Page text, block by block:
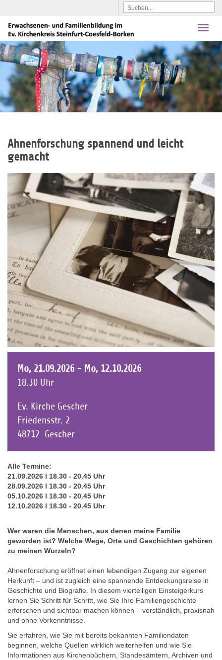
Ahnenforschung spannend und leicht
gemacht
Mo, 21.09.2026 - Mo, 12.10.2026
18.30 Uhr
Ev. Kirche Gescher
Friedensstr. 2
48712 Gescher
Alle Termine:
21.09.2026 l 18.30 - 20.45 Uhr
28.09.2026 l 18.30 - 20.45 Uhr
05.10.2026 l 18.30 - 20.45 Uhr
12.10.2026 l 18.30 - 20.45 Uhr
Wer waren die Menschen, aus denen meine Familie
geworden ist? Welche Wege, Orte und Geschichten gehören
zu meinen Wurzeln?
Ahnenforschung eröffnet einen lebendigen Zugang zur eigenen
Herkunft – und ist zugleich eine spannende Entdeckungsreise in
Geschichte und Biografie. In diesem vierteiligen Einsteigerkurs
lernen Sie Schritt für Schritt, wie Sie Ihre Familiengeschichte
erforschen und sichtbar machen können – verständlich, praxisnah
und ohne Vorkenntnisse.
Sie erfahren, wie Sie mit bereits bekannten Familiendaten
beginnen, welche Quellen wirklich weiterhelfen und wie Sie
Informationen aus Kirchenbüchern, Standesämtern, Archiven und